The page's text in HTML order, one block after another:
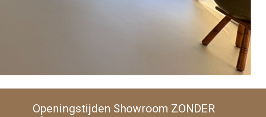
Openingstijden Showroom ZONDER